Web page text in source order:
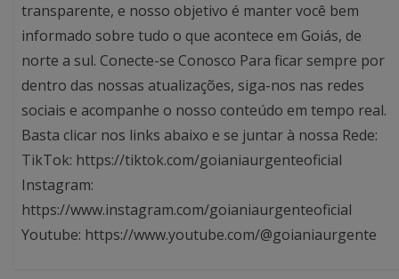
transparente, e nosso objetivo é manter você bem
informado sobre tudo o que acontece em Goiás, de
norte a sul. Conecte-se Conosco Para ficar sempre por
dentro das nossas atualizações, siga-nos nas redes
sociais e acompanhe o nosso conteúdo em tempo real.
Basta clicar nos links abaixo e se juntar à nossa Rede:
TikTok: https://tiktok.com/goianiaurgenteoficial
Instagram:
https://www.instagram.com/goianiaurgenteoficial
Youtube: https://www.youtube.com/@goianiaurgente